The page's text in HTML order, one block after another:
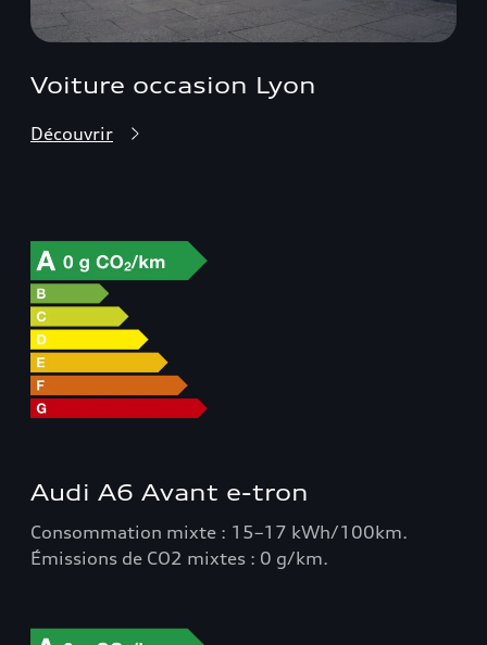
Voiture occasion Lyon
Découvrir
Audi A6 Avant e-tron
Consommation mixte : 15–17 kWh/100km.
Émissions de CO2 mixtes : 0 g/km.